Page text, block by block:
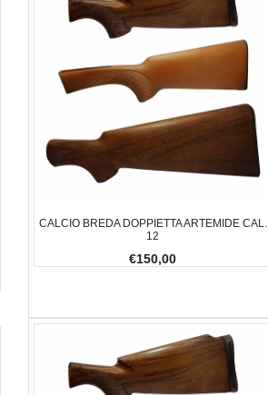
-23.08%
€13,00 €10,00
CALCIO BREDA DOPPIETTA ARTEMIDE CAL.
12
€150,00